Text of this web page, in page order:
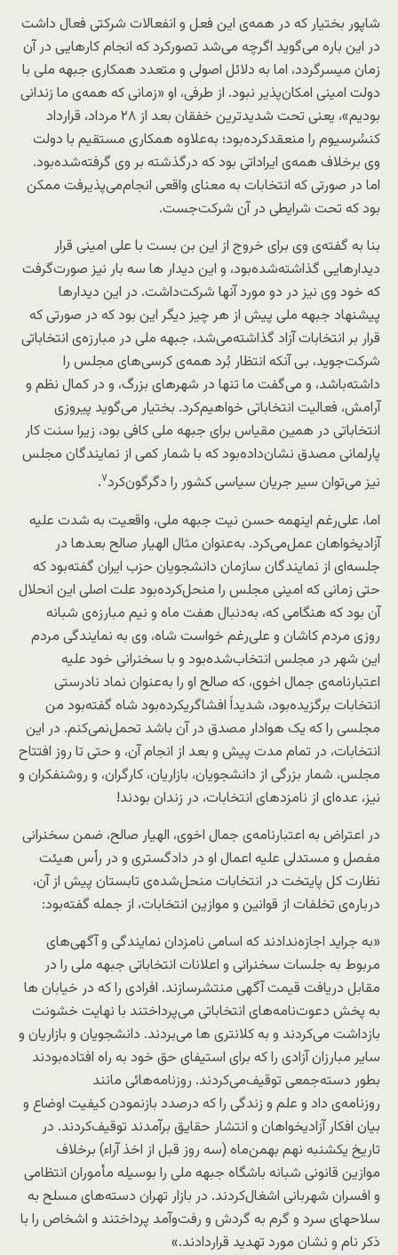
شاپور بختیار که در همه‌ی این فعل و انفعالات شرکتی فعال داشت
در این باره می‌گوید اگرچه می‌شد تصورکرد که انجام کارهایی در آن
زمان میسرگردد، اما به دلائل اصولی و متعدد همکاری جبهه ملی با
دولت امینی امکان‌پذیر نبود. از طرفی، او «زمانی که همه‌ی ما زندانی
بودیم»، یعنی تحت شدیدترین خفقان بعد از ۲۸ مرداد، قرارداد
کنسُرسیوم را منعقد‌کرده‌بود؛ به‌علاوه همکاری مستقیم با دولت
وی برخلاف همه‌ی ایراداتی بود که درگذشته بر وی گرفته‌شده‌بود.
اما در صورتی که انتخابات به معنای واقعی انجام‌می‌پذیرفت ممکن
بود که تحت شرایطی در آن شرکت‌جست.
بنا به گفته‌ی وی برای خروج از این بن بست با علی امینی قرار
دیدارهایی گذاشته‌شده‌بود، و این دیدار ها سه بار نیز صورت‌گرفت
که خود وی نیز در دو مورد آنها شرکت‌داشت. در این دیدارها
پیشنهاد جبهه ملی پیش از هر چیز دیگر این بود که در صورتی که
قرار بر انتخابات آزاد گذاشته‌می‌شد، جبهه ملی در مبارزه‌ی انتخاباتی
شرکت‌جوید، بی آنکه انتظار بُرد همه‌ی کرسی‌های مجلس را
داشته‌باشد، و می‌گفت ما تنها در شهرهای بزرگ، و در کمال نظم و
آرامش، فعالیت انتخاباتی خواهیم‌کرد. بختیار می‌گوید پیروزی
انتخاباتی در همین مقیاس برای جبهه ملی کافی بود، زیرا سنت کار
پارلمانی مصدق نشان‌داده‌بود که با شمار کمی از نمایندگان مجلس
نیز می‌توان سیر جریان سیاسی کشور را دگرگون‌کرد۷.
اما، علی‌رغم اینهمه حسن نیت جبهه ملی، واقعیت به شدت علیه
آزادیخواهان عمل‌می‌کرد. به‌عنوان مثال الهیار صالح بعدها در
جلسه‌ای از نمایندگان سازمان دانشجویان حزب ایران گفته‌بود که
حتی زمانی که امینی مجلس را منحل‌کرده‌بود علت اصلی این انحلال
آن بود که هنگامی که، به‌دنبال هفت ماه و نیم مبارزه‌ی شبانه
روزی مردم کاشان و علی‌رغم خواست شاه، وی به نمایندگی مردم
این شهر در مجلس انتخاب‌شده‌بود و با سخنرانی خود علیه
اعتبارنامه‌ی جمال اخوی، که صالح او را به‌عنوان نماد نادرستی
انتخابات برگزیده‌بود، شدیداً افشاگریکرده‌بود شاه گفته‌بود من
مجلسی را که یک هوادار مصدق در آن باشد تحمل‌نمی‌کنم. در این
انتخابات، در تمام مدت پیش و بعد از انجام آن، و حتی تا روز افتتاح
مجلس، شمار بزرگی از دانشجویان، بازاریان، کارگران، و روشنفکران و
نیز، عده‌ای از نامزدهای انتخابات، در زندان بودند!
در اعتراض به اعتبارنامه‌ی جمال اخوی، الهیار صالح، ضمن سخنرانی
مفصل و مستدلی علیه اعمال او در دادگستری و در رأس هیئت
نظارت کل پایتخت در انتخابات منحل‌شده‌ی تابستان پیش از آن،
درباره‌ی تخلفات از قوانین و موازین انتخابات، از جمله گفته‌بود:
«به جراید اجازه‌ندادند که اسامی نامزدان نمایندگی و آگهی‌های
مربوط به جلسات سخنرانی و اعلانات انتخاباتی جبهه ملی را در
مقابل دریافت قیمت آگهی منتشرسازند. افرادی را که در خیابان ها
به پخش دعوت‌نامه‌های انتخاباتی می‌پرداختند با نهایت خشونت
بازداشت می‌کردند و به کلانتری ها می‌بردند. دانشجویان و بازاریان و
سایر مبارزان آزادی را که برای استیفای حق خود به راه افتاده‌بودند
بطور دسته‌جمعی توقیف‌می‌کردند. روزنامه‌هائی مانند
روزنامه‌ی داد و علم و زندگی را که درصدد بازنمودن کیفیت اوضاع و
بیان افکار آزادیخواهان و انتشار حقایق برآمدند توقیف‌کردند. در
تاریخ یکشنبه نهم بهمن‌ماه (سه روز قبل از اخذ آراء) برخلاف
موازین قانونی شبانه باشگاه جبهه ملی را بوسیله مأموران انتظامی
و افسران شهربانی اشغال‌کردند. در بازار تهران دسته‌های مسلح به
سلاحهای سرد و گرم به گردش و رفت‌وآمد پرداختند و اشخاص را با
ذکر نام و نشان مورد تهدید قراردادند.»